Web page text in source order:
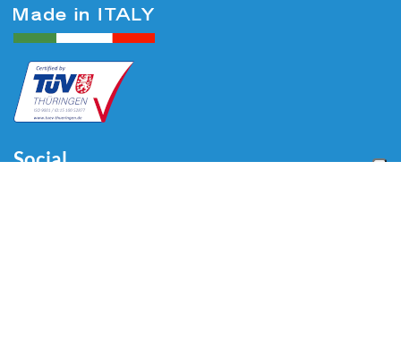
Social